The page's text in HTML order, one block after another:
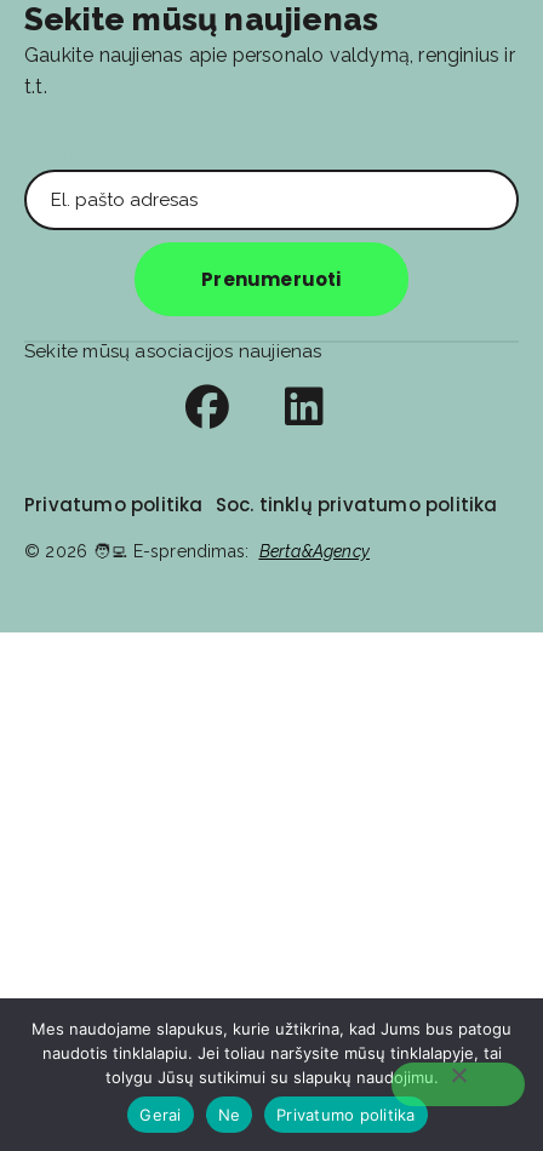
Sekite mūsų naujienas
Gaukite naujienas apie personalo valdymą, renginius ir
t.t.
Prenumeruoti
Privatumo politika Soc. tinklų privatumo politika
© 2026 🧑‍💻️ E-sprendimas: Berta&Agency
Sekite mūsų asociacijos naujienas
Mes naudojame slapukus, kurie užtikrina, kad Jums bus patogu
naudotis tinklalapiu. Jei toliau naršysite mūsų tinklalapyje, tai
tolygu Jūsų sutikimui su slapukų naudojimu.
Gerai
Ne Privatumo politika